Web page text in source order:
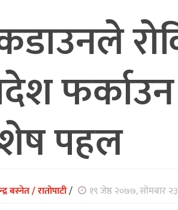
फर्काउन
पहल
बस्नेत / रातोपाटी/ १९ जेष्ठ २०७७, सोमबार